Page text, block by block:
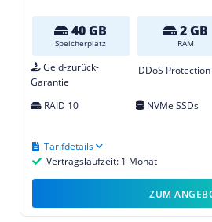
40 GB
Speicherplatz
2 GB
RAM
Geld-zurück-
Garantie
DDoS Protection
RAID 10
NVMe SSDs
Vertragslaufzeit: 1 Monat
Tarifdetails
ZUM